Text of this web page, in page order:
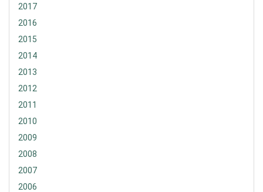
2017
2016
2015
2014
2013
2012
2011
2010
2009
2008
2007
2006